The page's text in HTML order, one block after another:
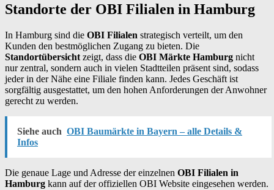
Standorte der OBI Filialen in Hamburg
In Hamburg sind die OBI Filialen strategisch verteilt, um den
Kunden den bestmöglichen Zugang zu bieten. Die
Standortübersicht zeigt, dass die OBI Märkte Hamburg nicht
nur zentral, sondern auch in vielen Stadtteilen präsent sind, sodass
jeder in der Nähe eine Filiale finden kann. Jedes Geschäft ist
sorgfältig ausgestattet, um den hohen Anforderungen der Anwohner
gerecht zu werden.
Siehe auch OBI Baumärkte in Bayern – alle Details &
Infos
Die genaue Lage und Adresse der einzelnen OBI Filialen in
Hamburg kann auf der offiziellen OBI Website eingesehen werden.